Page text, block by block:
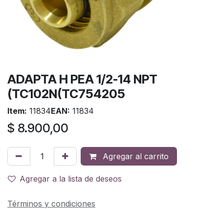
ADAPTA H PEA 1/2-14 NPT
(TC102N(TC754205
Item: 11834EAN: 11834
$ 8.900,00
Agregar al carrito
Agregar a la lista de deseos
Términos y condiciones